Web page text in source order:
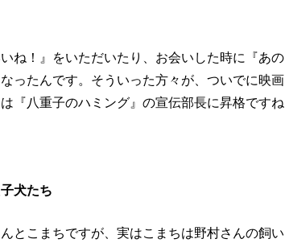
ね！』をいただいたり、お会いした時に『あの
ったんです。そういった方々が、ついでに映画
『八重子のハミング』の宣伝部長に昇格ですね
犬たち
とこまちですが、実はこまちは野村さんの飼い